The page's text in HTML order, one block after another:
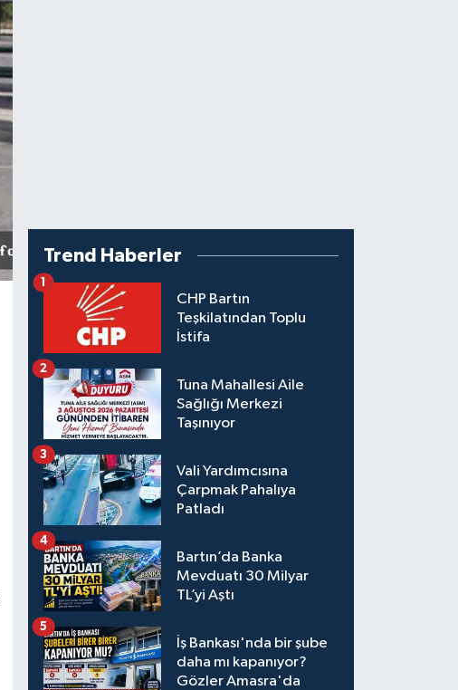
Trend Haberler
CHP Bartın
Teşkilatından Toplu
İstifa
1
Tuna Mahallesi Aile
Sağlığı Merkezi
Taşınıyor
2
Vali Yardımcısına
Çarpmak Pahalıya
Patladı
3
Bartın’da Banka
Mevduatı 30 Milyar
TL’yi Aştı
4
İş Bankası'nda bir şube
daha mı kapanıyor?
Gözler Amasra'da
5